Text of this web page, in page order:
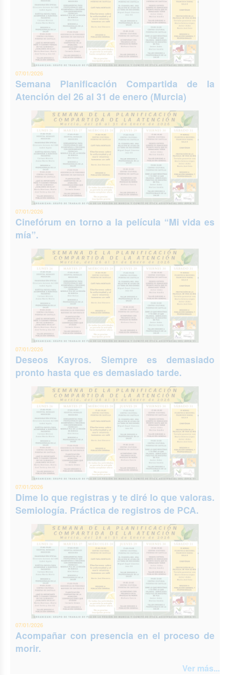
07/01/2026
Semana Planificación Compartida de la
Atención del 26 al 31 de enero (Murcia)
07/01/2026
Cinefórum en torno a la película “Mi vida es
mía”.
07/01/2026
Deseos Kayros. Siempre es demasiado
pronto hasta que es demasiado tarde.
07/01/2026
Dime lo que registras y te diré lo que valoras.
Semiología. Práctica de registros de PCA.
07/01/2026
Acompañar con presencia en el proceso de
morir.
Ver más...